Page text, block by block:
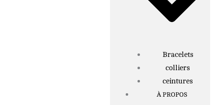
Bracelets
colliers
ceintures
À PROPOS